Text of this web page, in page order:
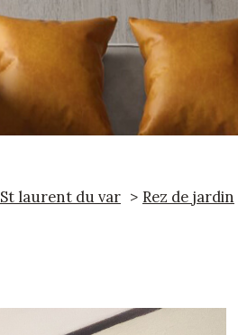
St laurent du var Rez de jardin